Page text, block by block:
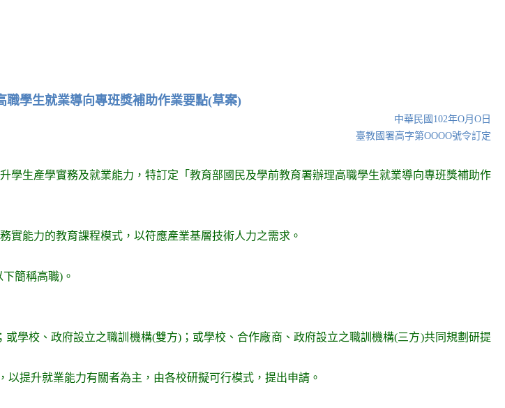
職學生就業導向專班獎補助作業要點(草案)
中華民國102年O月O日
臺教國署高字第OOOO號令訂定
生產學實務及就業能力，特訂定「教育部國民及學前教育署辦理高職學生就業導向專班獎補助作
實能力的教育課程模式，以符應產業基層技術人力之需求。
簡稱高職)。
學校、政府設立之職訓機構(雙方)；或學校、合作廠商、政府設立之職訓機構(三方)共同規劃研提
提升就業能力有關者為主，由各校研擬可行模式，提出申請。